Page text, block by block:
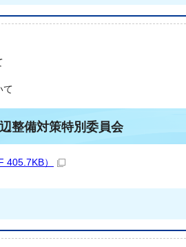
て
整備対策特別委員会
405.7KB）